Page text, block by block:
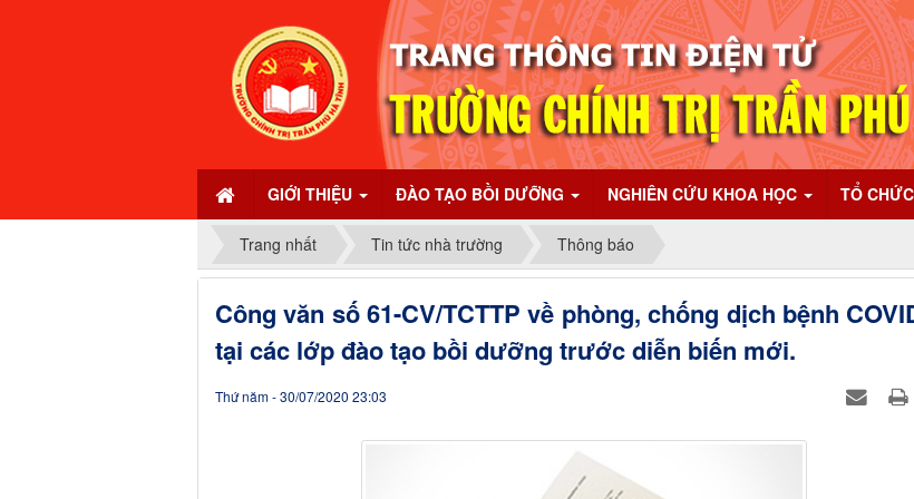
GIỚI THIỆU ĐÀO TẠO BỒI DƯỠNG NGHIÊN CỨU KHOA HỌC TỔ
Trang nhất Tin tức nhà trường Thông báo
Công văn số 61-CV/TCTTP về phòng, chống dịch bệnh
tại các lớp đào tạo bồi dưỡng trước diễn biến mới.
Thứ năm - 30/07/2020 23:03